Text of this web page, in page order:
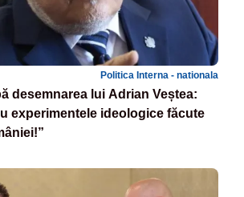
Politica Interna - nationala
desemnarea lui Adrian Veștea:
experimentele ideologice făcute